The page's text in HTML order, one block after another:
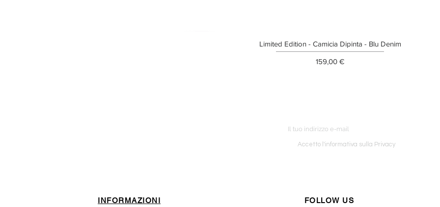
Limited Edition - Camicia Dipinta - Blu Denim
Prezzo
159,00 €
Accetto l'informativa sulla Privacy
INFORMAZIONI FOLLOW US